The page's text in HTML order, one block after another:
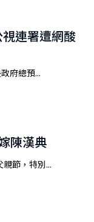
連署遭網酸
府總預...
陳漢典
節，特別...